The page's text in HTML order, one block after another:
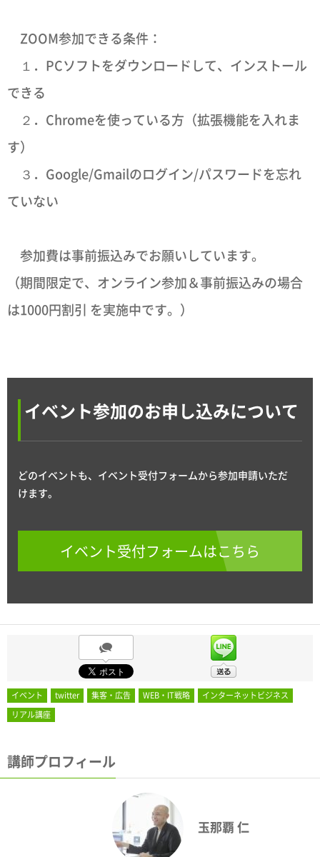
ZOOM参加できる条件：
１．PCソフトをダウンロードして、インストール
できる
２．Chromeを使っている方（拡張機能を入れま
す）
３．Google/Gmailのログイン/パスワードを忘れ
ていない
参加費は事前振込みでお願いしています。
（期間限定で、オンライン参加＆事前振込みの場合
は1000円割引 を実施中です。）
イベント参加のお申し込みについて
どのイベントも、イベント受付フォームから参加申請いただ
けます。
イベント受付フォームはこちら
イベント twitter 集客・広告 WEB・IT戦略
インターネットビジネス
リアル講座
講師プロフィール
玉那覇 仁